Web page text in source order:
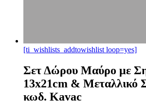
[ti_wishlists_addtowishlist loop=yes]
Σετ Δώρου Μαύρο με
13x21cm & Μεταλλικό
κωδ. Kavac